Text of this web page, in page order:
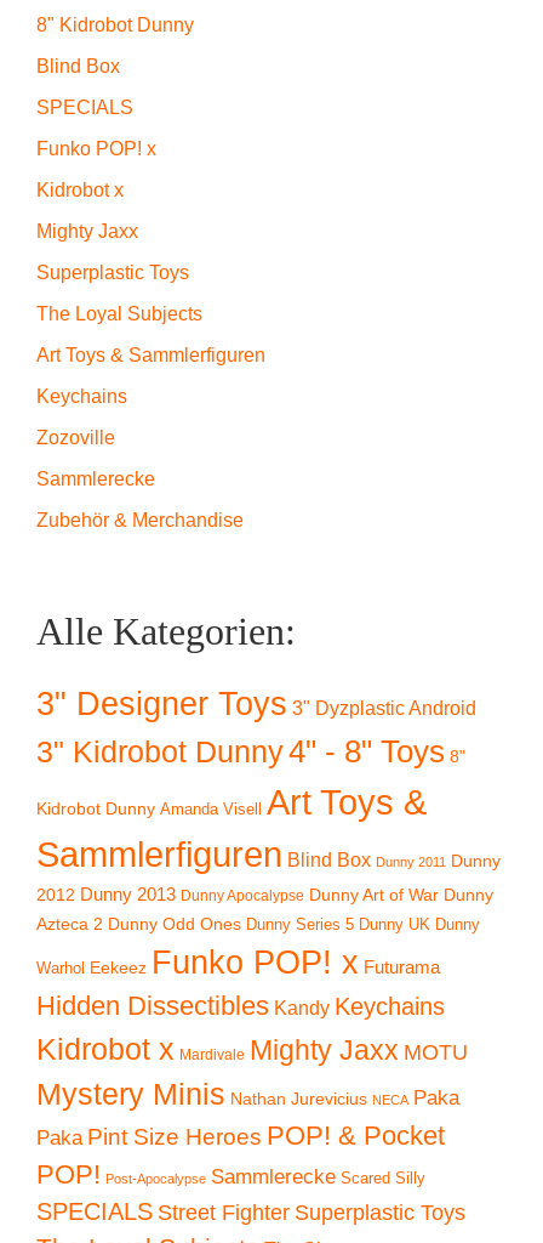
8" Kidrobot Dunny
Blind Box
SPECIALS
Funko POP! x
Kidrobot x
Mighty Jaxx
Superplastic Toys
The Loyal Subjects
Art Toys & Sammlerfiguren
Keychains
Zozoville
Sammlerecke
Zubehör & Merchandise
Alle Kategorien:
3" Designer Toys 3" Dyzplastic Android
3" Kidrobot Dunny4" - 8" Toys 8"
Kidrobot Dunny Amanda Visell
Art Toys &
Sammlerfiguren Blind Box Dunny 2011
Dunny
2012 Dunny 2013 Dunny Apocalypse Dunny Art of War Dunny
Azteca 2 Dunny Odd Ones Dunny Series 5 Dunny UK Dunny
Warhol Eekeez Funko POP! x Futurama
Hidden Dissectibles Kandy Keychains
Kidrobot x Mardivale Mighty Jaxx MOTU
Mystery Minis Nathan Jurevicius NECA Paka
Paka Pint Size Heroes POP! & Pocket
POP! Post-Apocalypse Sammlerecke Scared Silly
SPECIALS Street Fighter Superplastic Toys